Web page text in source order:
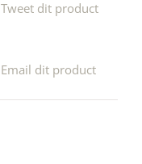
Tweet dit product
Email dit product